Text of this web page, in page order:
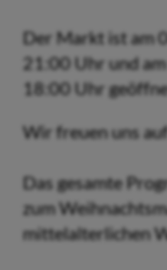
Der Markt ist am
21:00 Uhr und
18:00 Uhr
Wir freuen uns
Das gesamte
zum
mittelalterlichen